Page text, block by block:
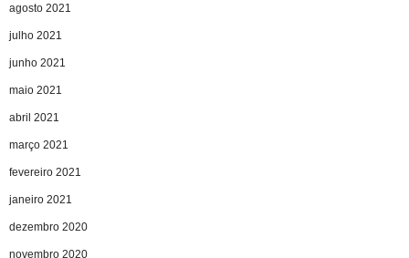
agosto 2021
julho 2021
junho 2021
maio 2021
abril 2021
março 2021
fevereiro 2021
janeiro 2021
dezembro 2020
novembro 2020